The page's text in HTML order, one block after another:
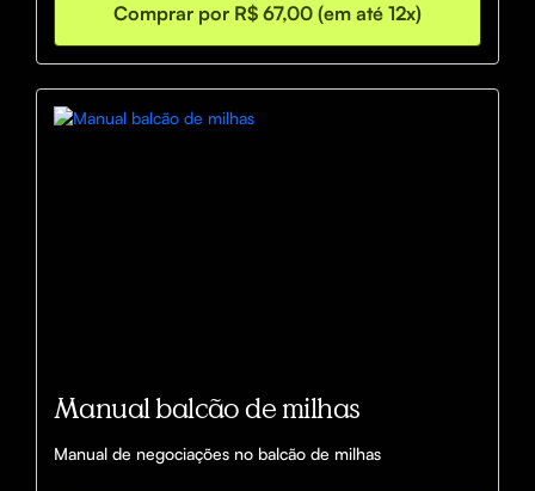
Comprar por R$ 67,00 (em até 12x)
Manual balcão de milhas
Manual de negociações no balcão de milhas